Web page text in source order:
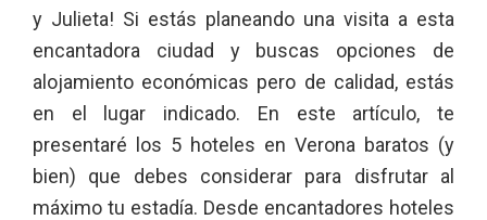
y Julieta! Si estás planeando una visita a esta
encantadora ciudad y buscas opciones de
alojamiento económicas pero de calidad, estás
en el lugar indicado. En este artículo, te
presentaré los 5 hoteles en Verona baratos (y
bien) que debes considerar para disfrutar al
máximo tu estadía. Desde encantadores hoteles